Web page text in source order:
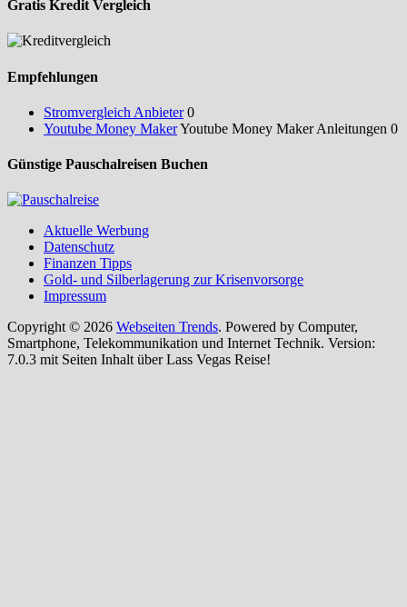
Gratis Kredit Vergleich
Empfehlungen
Stromvergleich Anbieter0
Youtube Money MakerYoutube Money Maker Anleitungen 0
Günstige Pauschalreisen Buchen
Aktuelle Werbung
Datenschutz
Finanzen Tipps
Gold- und Silberlagerung zur Krisenvorsorge
Impressum
Copyright © 2026 Webseiten Trends. Powered by Computer,
Smartphone, Telekommunikation und Internet Technik. Version:
7.0.3 mit Seiten Inhalt über Lass Vegas Reise!